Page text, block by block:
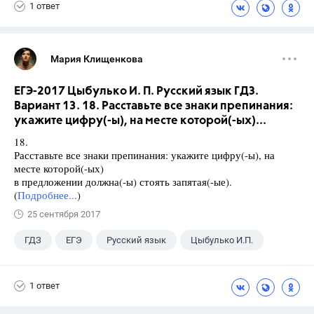
1 ответ
Мария Клищенкова
ЕГЭ-2017 Цыбулько И. П. Русский язык ГДЗ.
Вариант 13. 18. Расставьте все знаки препинания:
укажите цифру(-ы), на месте которой(-ых)...
18.
Расставьте все знаки препинания: укажите цифру(-ы), на
месте которой(-ых)
в предложении должна(-ы) стоять запятая(-ые).
(Подробнее...)
25 сентября 2017
ГДЗ ЕГЭ Русский язык Цыбулько И.П.
1 ответ